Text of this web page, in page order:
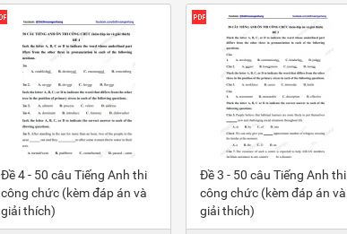
Đề 4 - 50 câu Tiếng Anh thi
công chức (kèm đáp án và
giải thích)
Đề 3 - 50 câu Tiếng Anh thi
công chức (kèm đáp án và
giải thích)